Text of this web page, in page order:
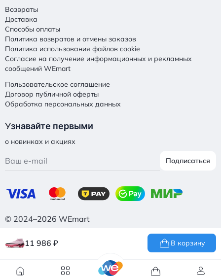
11 986 ₽ В корзину
Возвраты
Доставка
Способы оплаты
Политика возвратов и отмены заказов
Политика использования файлов cookie
Согласие на получение информационных и рекламных
сообщений WEmart
Пользовательское соглашение
Договор публичной оферты
Обработка персональных данных
Узнавайте первыми
о новинках и акциях
Подписаться
© 2024–2026 WEmart